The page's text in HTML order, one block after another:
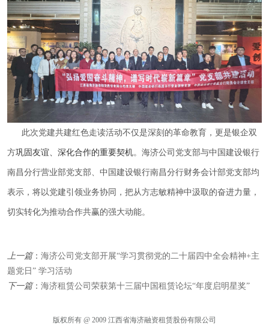
此次党建共建红色走读活动不仅是深刻的革命教育，更是银企双
方巩固友谊、深化合作的重要契机。海济公司党支部与​​中国建设银行
南昌分行营业部党支部、中国建设银行南昌分行财务会计部党支部均
表示，将以党建引领业务协同，把从方志敏精神中汲取的奋进力量，
切实转化为推动合作共赢的强大动能。
上一篇： 海济公司党支部开展“学习贯彻党的二十届四中全会精神+主
题党日” 学习活动
下一篇： 海济租赁公司荣获第十三届中国租赁论坛“年度启明星奖”
版权所有 @ 2009 江西省海济融资租赁股份有限公司